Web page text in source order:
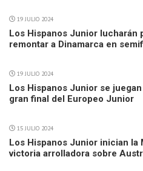
19 JULIO 2024
Los Hispanos Junior lucharán
remontar a Dinamarca en
19 JULIO 2024
Los Hispanos Junior se
gran final del Europeo Junior
15 JULIO 2024
Los Hispanos Junior inician la
victoria arrolladora sobre